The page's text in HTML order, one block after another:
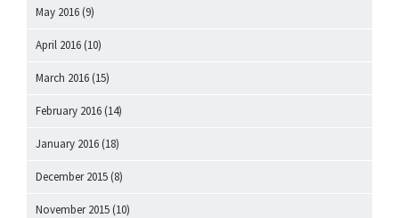
May 2016 (9)
April 2016 (10)
March 2016 (15)
February 2016 (14)
January 2016 (18)
December 2015 (8)
November 2015 (10)